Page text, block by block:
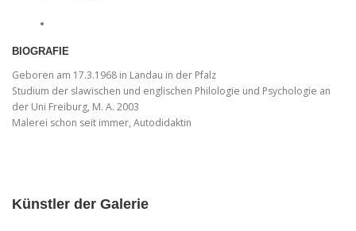
BIOGRAFIE
Geboren am 17.3.1968 in Landau in der Pfalz
Studium der slawischen und englischen Philologie und Psychologie an
der Uni Freiburg, M. A. 2003
Malerei schon seit immer, Autodidaktin
Künstler der Galerie